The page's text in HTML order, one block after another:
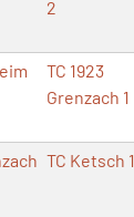
2
TC 1923
Grenzach 1
TC Ketsch 1